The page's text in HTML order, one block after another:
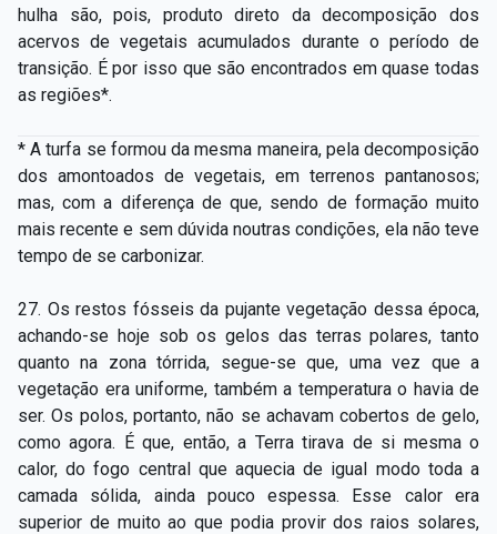
hulha são, pois, produto direto da decomposição dos
acervos de vegetais acumulados durante o período de
transição. É por isso que são encontrados em quase todas
as regiões*.
* A turfa se formou da mesma maneira, pela decomposição
dos amontoados de vegetais, em terrenos pantanosos;
mas, com a diferença de que, sendo de formação muito
mais recente e sem dúvida noutras condições, ela não teve
tempo de se carbonizar.
27. Os restos fósseis da pujante vegetação dessa época,
achando-­se hoje sob os gelos das terras polares, tanto
quanto na zona tórrida, segue­-se que, uma vez que a
vegetação era uniforme, também a temperatura o havia de
ser. Os polos, portanto, não se achavam cobertos de gelo,
como agora. É que, então, a Terra tirava de si mesma o
calor, do fogo central que aquecia de igual modo toda a
camada sólida, ainda pouco espessa. Esse calor era
superior de muito ao que podia provir dos raios solares,